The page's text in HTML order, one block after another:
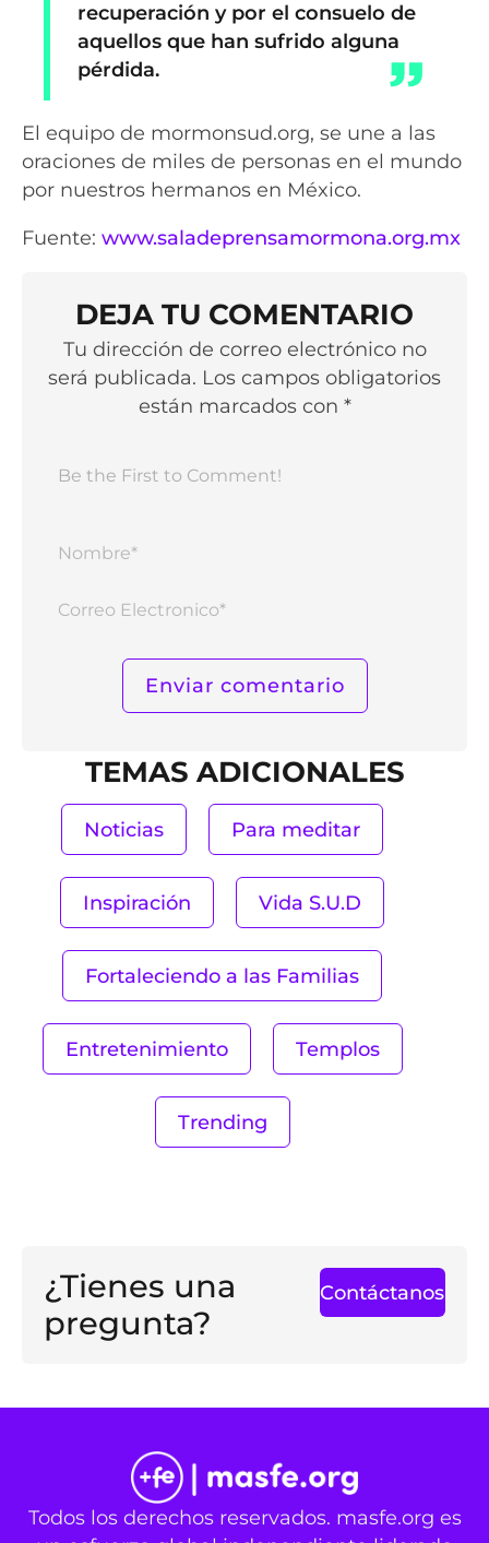
recuperación y por el consuelo de
aquellos que han sufrido alguna
pérdida.
El equipo de mormonsud.org, se une a las
oraciones de miles de personas en el mundo
por nuestros hermanos en México.
Fuente: www.saladeprensamormona.org.mx
DEJA TU COMENTARIO
Tu dirección de correo electrónico no
será publicada. Los campos obligatorios
están marcados con *
TEMAS ADICIONALES
Noticias Para meditar
Inspiración Vida S.U.D
Fortaleciendo a las Familias
Entretenimiento Templos
Trending
¿Tienes una
pregunta?
Contáctanos
Todos los derechos reservados. masfe.org es